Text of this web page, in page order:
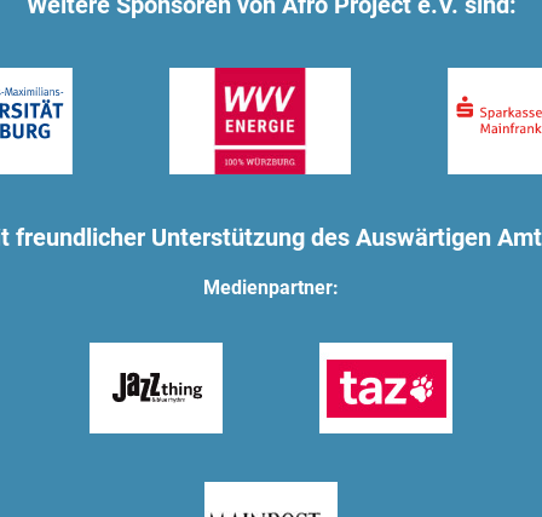
freundlicher Unterstützung des Auswärtigen
Medienpartner: